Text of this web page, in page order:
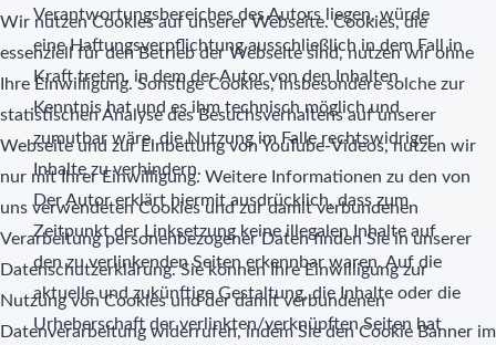
Verantwortungsbereiches des Autors liegen, würde
eine Haftungsverpflichtung ausschließlich in dem Fall in
Kraft treten, in dem der Autor von den Inhalten
Kenntnis hat und es ihm technisch möglich und
zumutbar wäre, die Nutzung im Falle rechtswidriger
Inhalte zu verhindern.
Der Autor erklärt hiermit ausdrücklich, dass zum
Zeitpunkt der Linksetzung keine illegalen Inhalte auf
den zu verlinkenden Seiten erkennbar waren. Auf die
aktuelle und zukünftige Gestaltung, die Inhalte oder die
Urheberschaft der verlinkten/verknüpften Seiten hat
Wir nutzen Cookies auf unserer Webseite. Cookies, die
essenziell für den Betrieb der Webseite sind, nutzen wir ohne
Ihre Einwilligung. Sonstige Cookies, insbesondere solche zur
statistischen Analyse des Besuchsverhaltens auf unserer
Webseite und zur Einbettung von YouTube-Videos, nutzen wir
nur mit Ihrer Einwilligung. Weitere Informationen zu den von
uns verwendeten Cookies und zur damit verbundenen
Verarbeitung personenbezogener Daten finden Sie in unserer
Datenschutzerklärung. Sie können Ihre Einwilligung zur
Nutzung von Cookies und der damit verbundenen
Datenverarbeitung widerrufen, indem Sie den Cookie Banner im